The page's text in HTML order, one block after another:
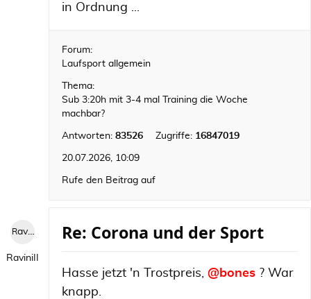
in Ordnung ...
Forum:
Laufsport allgemein
Thema:
Sub 3:20h mit 3-4 mal Training die Woche
machbar?
Antworten: 83526 Zugriffe: 16847019
20.07.2026, 10:09
Rufe den Beitrag auf
RaviniII
RaviniII
Re: Corona und der Sport
Hasse jetzt 'n Trostpreis, @bones ? War
knapp.